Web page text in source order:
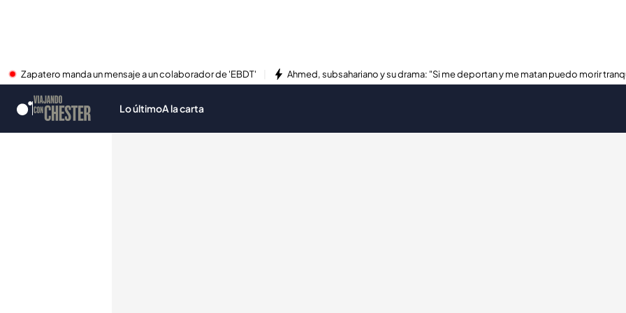
Zapatero manda un mensaje a un colaborador de 'EBDT' Ahmed, subsahariano y su drama: "Si me deportan y me matan puedo morir
Lo últimoA la carta